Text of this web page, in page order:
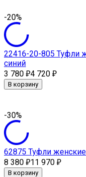
-20%
22416-20-805 Туфли
синий
3 780 ₽4 720 ₽
В корзину
-30%
62875 Туфли
8 380 ₽11 970 ₽
В корзину